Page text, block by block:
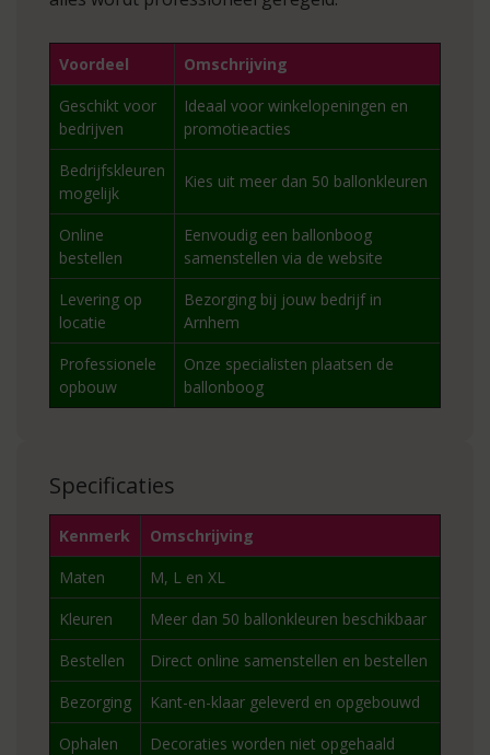
Voordeel
Omschrijving
Geschikt voor
bedrijven
Ideaal voor winkelopeningen en
promotieacties
Bedrijfskleuren
mogelijk
Kies uit meer dan 50 ballonkleuren
Online
bestellen
Eenvoudig een ballonboog
samenstellen via de website
Levering op
locatie
Bezorging bij jouw bedrijf in
Arnhem
Professionele
opbouw
Onze specialisten plaatsen de
ballonboog
Specificaties
Kenmerk
Omschrijving
Maten
M, L en XL
Kleuren
Meer dan 50 ballonkleuren beschikbaar
Bestellen
Direct online samenstellen en bestellen
Bezorging
Kant-en-klaar geleverd en opgebouwd
Ophalen
Decoraties worden niet opgehaald